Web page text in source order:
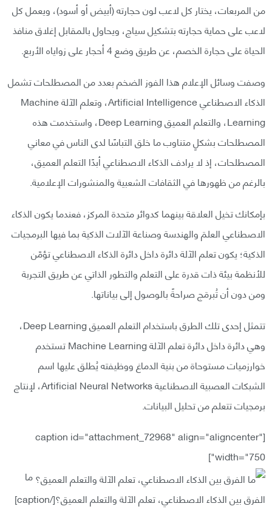
من المربعات، يختار كل لاعب لون حجارته (أبيض أو أسود)، ويعمل كل
لاعب على حماية حجارته بتشكيل سياج، ويحاول بالمقابل إغلاق منافذ
الحياة على حجارة الخصم، عن طريق وضع 4 أحجار على زواياه الأربع.
وصفت وسائل الإعلام هذا الفوز الضخم بعدد من المصطلحات تشمل
الذكاء الاصطناعي Artificial Intelligence، وتعلم الآلة Machine
Learning، والتعلم العميق Deep Learning، واستخدمت هذه
المصطلحات بشكلٍ متناوب ما خلق التباسًا لدى الناس في معاني
المصطلحات، إذ لا يرادف الذكاء الاصطناعي أبدًا التعلم العميق،
بالرغم من ظهورها في الثقافات الشعبية والمنشورات الإعلامية.
بإمكانك تخيل العلاقة بينهما كدوائر متحدة المركز، فعندما يكون الذكاء
الاصطناعي العلمَ والهندسة وصناعة الآلات الذكية بما فيها البرمجيات
الذكية؛ يكون تعلم الآلة دائرة داخل دائرة الذكاء الاصطناعي تؤمّن
للأنظمة بيئة ذات قدرة على التعلم والتطور الذاتي عن طريق التجربة
ومن دون أن تُبرمَج صراحةً بالوصول إلى بياناتها.
تتمثل إحدى تلك الطرق باستخدام التعلم العميق Deep Learning،
وهي دائرة داخل دائرة تعلم الآلة Machine Learning تستخدم
خوارزميات مستوحاة من بنية الدماغ ووظيفته يُطلق عليها اسم
الشبكات العصبية الاصطناعية Artificial Neural Networks، لإنتاج
برمجيات تتعلم من تحليل البيانات.
[caption id="attachment_72968" align="aligncenter"
width="750"]
ما
الفرق بين الذكاء الاصطناعي، تعلم الآلة والتعلم العميق؟[/caption]